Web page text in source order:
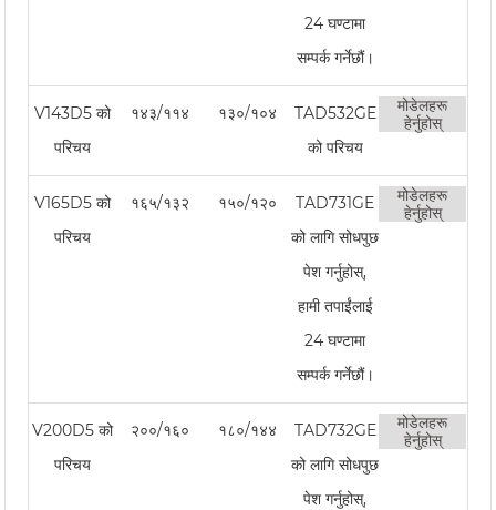
24 घण्टामा
सम्पर्क गर्नेछौं।
V143D5 को
परिचय
१४३/११४ १३०/१०४
TAD532GE
को परिचय
मोडेलहरू
हेर्नुहोस्
V165D5 को
परिचय
१६५/१३२ १५०/१२०
TAD731GE
को लागि सोधपुछ
पेश गर्नुहोस्,
हामी तपाईंलाई
24 घण्टामा
सम्पर्क गर्नेछौं।
मोडेलहरू
हेर्नुहोस्
V200D5 को
परिचय
२००/१६० १८०/१४४
TAD732GE
को लागि सोधपुछ
पेश गर्नुहोस्,
मोडेलहरू
हेर्नुहोस्